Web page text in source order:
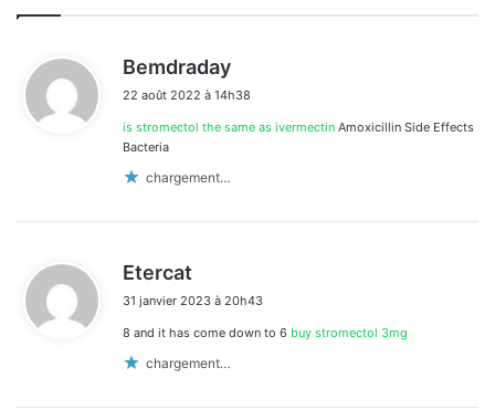
Bemdraday
t
22 août 2022 à 14h38
is stromectol the same as ivermectin Amoxicillin Side Effects
Bacteria
chargement…
Etercat
t
31 janvier 2023 à 20h43
8 and it has come down to 6 buy stromectol 3mg
chargement…